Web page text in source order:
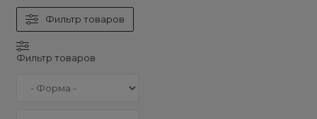
Фильтр товаров
Фильтр товаров